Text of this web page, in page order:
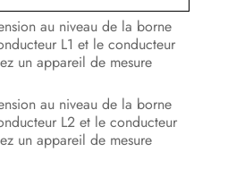
au niveau de la borne
L1 et le conducteur
un appareil de mesure
au niveau de la borne
L2 et le conducteur
un appareil de mesure